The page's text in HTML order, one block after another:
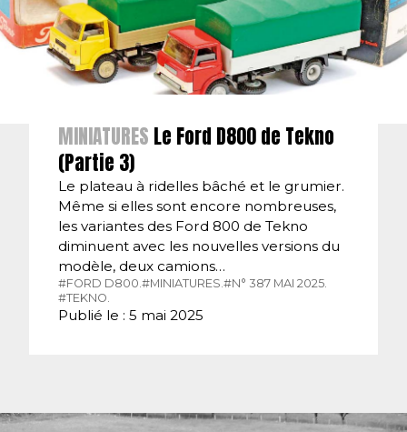
MINIATURES Le Ford D800 de Tekno
(Partie 3)
Le plateau à ridelles bâché et le grumier.
Même si elles sont encore nombreuses,
les variantes des Ford 800 de Tekno
diminuent avec les nouvelles versions du
modèle, deux camions…
#FORD D800.#MINIATURES.#N° 387 MAI 2025.
#TEKNO.
Publié le : 5 mai 2025